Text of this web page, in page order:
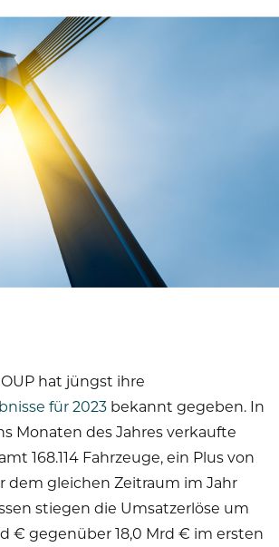
hat jüngst ihre
für 2023 bekannt gegeben. In
Monaten des Jahres verkaufte
168.114 Fahrzeuge, ein Plus von
dem gleichen Zeitraum im Jahr
stiegen die Umsatzerlöse um
€ gegenüber 18,0 Mrd € im ersten